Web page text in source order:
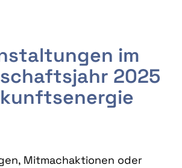
im
2025
Mitmachaktionen oder